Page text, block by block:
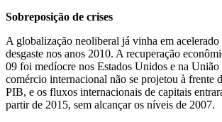
Sobreposição de crises
A globalização neoliberal já vinha em acelerado
desgaste nos anos 2010. A recuperação
09 foi medíocre nos Estados Unidos e na
comércio internacional não se projetou à frente
PIB, e os fluxos internacionais de capitais
partir de 2015, sem alcançar os níveis de 2007.